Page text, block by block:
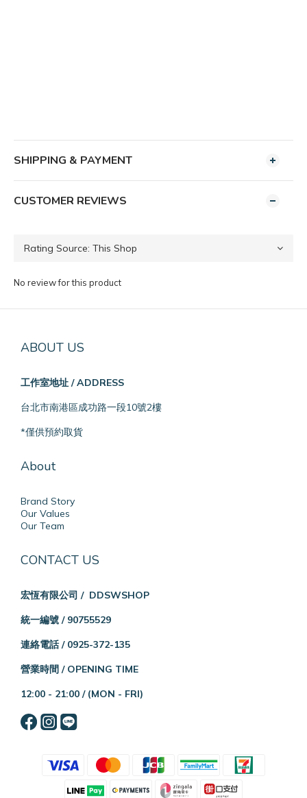
SHIPPING & PAYMENT
CUSTOMER REVIEWS
No review for this product
ABOUT US
工作室地址 / ADDRESS
台北市南港區成功路一段10號2樓
*僅供預約取貨
About
Brand Story
Our Values
Our Team
CONTACT US
宏恆有限公司 / DDSWSHOP
統一編號 / 90755529
連絡電話 / 0925-372-135
營業時間 / OPENING TIME
12:00 - 21:00 / (MON - FRI)